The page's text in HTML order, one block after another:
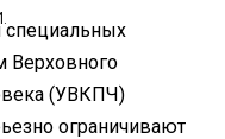
специальных
Верховного
(УВКПЧ)
ограничивают